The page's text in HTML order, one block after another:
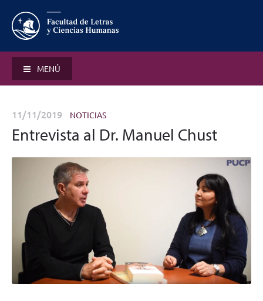
MENÚ
11/11/2019 NOTICIAS
Entrevista al Dr. Manuel Chust